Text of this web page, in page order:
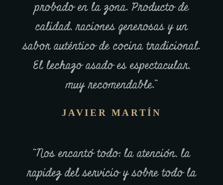
probado en la zona. Producto de
calidad, raciones generosas y un
sabor auténtico de cocina tradicional.
El lechazo asado es espectacular,
muy recomendable.”
JAVIER MARTÍN
“Nos encantó todo: la atención, la
rapidez del servicio y sobre todo la